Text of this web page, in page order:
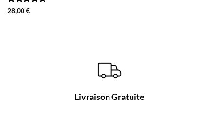
Note5
28,00€
Livraison Gratuite